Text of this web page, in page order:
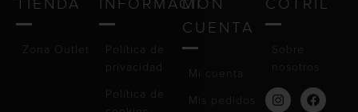
TIENDA
Zona Outlet
INFORMACIÓN
Política de
privacidad
Política de
MI
CUENTA
Mi cuenta
Mis pedidos
COTRIL
Sobre
nosotros